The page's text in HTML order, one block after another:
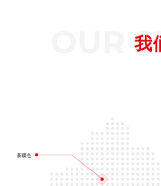
OUR我
新疆仓